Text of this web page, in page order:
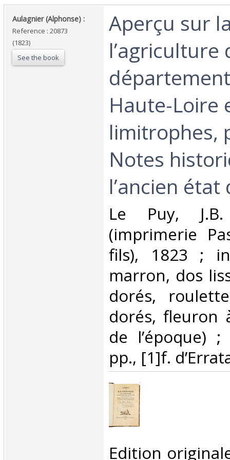
‎Aulagnier (Alphonse) : ‎
Reference : 20873
(1823)
See the book
‎Aperçu sur
l’agriculture
Haute-Loire
limitrophes,
Notes
l’ancien
‎Le Puy,
(imprimerie
fils), 1823 ;
marron, dos
dorés,
dorés, fleuron
de l’époque)
pp., [1]f.
‎Edition